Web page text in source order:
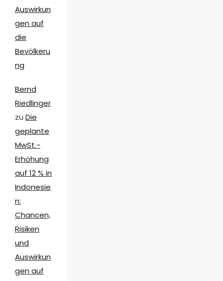
Auswirkun
gen auf
die
Bevölkeru
ng
Bernd
Riedlinger
zu Die
geplante
MwSt.-
Erhöhung
auf 12 % in
Indonesie
n:
Chancen,
Risiken
und
Auswirkun
gen auf